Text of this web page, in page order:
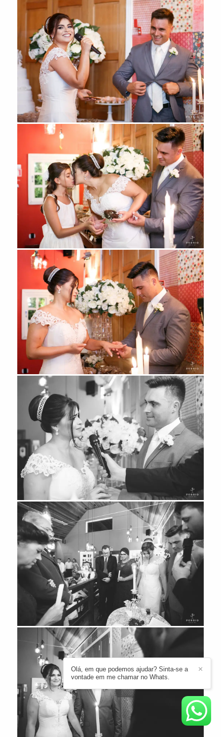
✕
Olá, em que podemos ajudar? Sinta-se a
vontade em me chamar no Whats.